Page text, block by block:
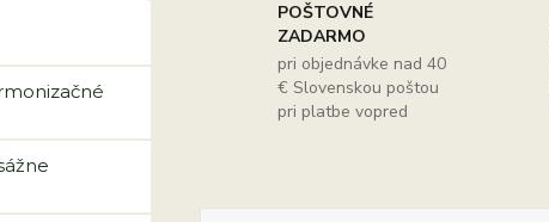
POŠTOVNÉ
ZADARMO
pri objednávke nad 40
€ Slovenskou poštou
pri platbe vopred